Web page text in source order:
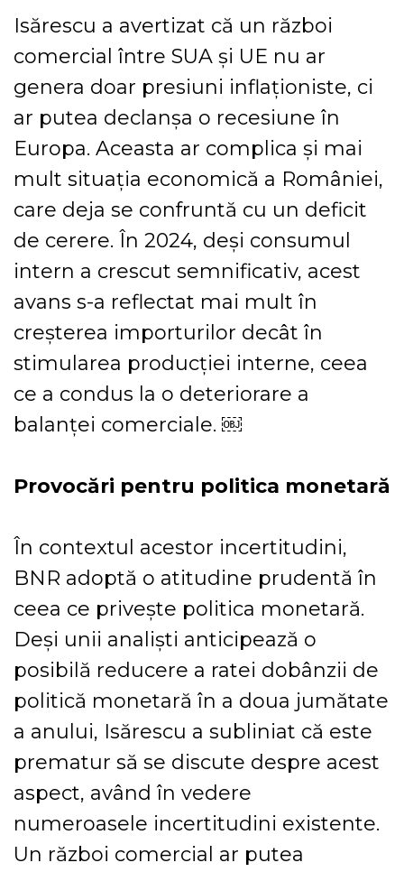
Isărescu a avertizat că un război
comercial între SUA și UE nu ar
genera doar presiuni inflaționiste, ci
ar putea declanșa o recesiune în
Europa. Aceasta ar complica și mai
mult situația economică a României,
care deja se confruntă cu un deficit
de cerere. În 2024, deși consumul
intern a crescut semnificativ, acest
avans s-a reflectat mai mult în
creșterea importurilor decât în
stimularea producției interne, ceea
ce a condus la o deteriorare a
balanței comerciale. ￼
Provocări pentru politica monetară
În contextul acestor incertitudini,
BNR adoptă o atitudine prudentă în
ceea ce privește politica monetară.
Deși unii analiști anticipează o
posibilă reducere a ratei dobânzii de
politică monetară în a doua jumătate
a anului, Isărescu a subliniat că este
prematur să se discute despre acest
aspect, având în vedere
numeroasele incertitudini existente.
Un război comercial ar putea